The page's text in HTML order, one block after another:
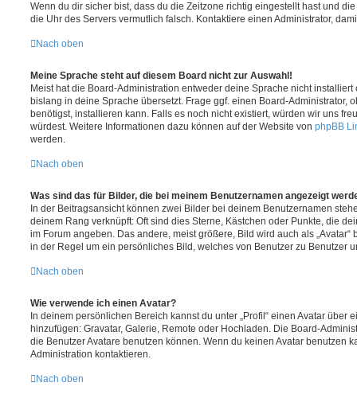
Wenn du dir sicher bist, dass du die Zeitzone richtig eingestellt hast und
die Uhr des Servers vermutlich falsch. Kontaktiere einen Administrator,
Nach oben
Meine Sprache steht auf diesem Board nicht zur Auswahl!
Meist hat die Board-Administration entweder deine Sprache nicht
bislang in deine Sprache übersetzt. Frage ggf. einen Board-Administrator,
benötigst, installieren kann. Falls es noch nicht existiert, würden wir uns
würdest. Weitere Informationen dazu können auf der Website von phpBB
werden.
Nach oben
Was sind das für Bilder, die bei meinem Benutzernamen angezeigt
In der Beitragsansicht können zwei Bilder bei deinem Benutzernamen
deinem Rang verknüpft: Oft sind dies Sterne, Kästchen oder Punkte, die
im Forum angeben. Das andere, meist größere, Bild wird auch als
in der Regel um ein persönliches Bild, welches von Benutzer zu Benutzer
Nach oben
Wie verwende ich einen Avatar?
In deinem persönlichen Bereich kannst du unter „Profil“ einen Avatar über
hinzufügen: Gravatar, Galerie, Remote oder Hochladen. Die Board-
die Benutzer Avatare benutzen können. Wenn du keinen Avatar benutzen
Administration kontaktieren.
Nach oben